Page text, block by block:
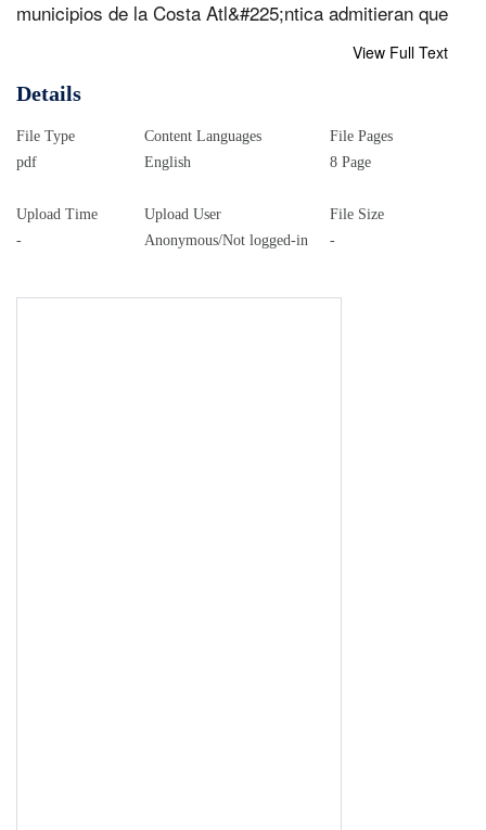
View Full Text
Details
File Type
pdf
Upload Time
-
Content Languages
English
Upload User
Anonymous/Not logged-in
File Pages
8 Page
File Size
-